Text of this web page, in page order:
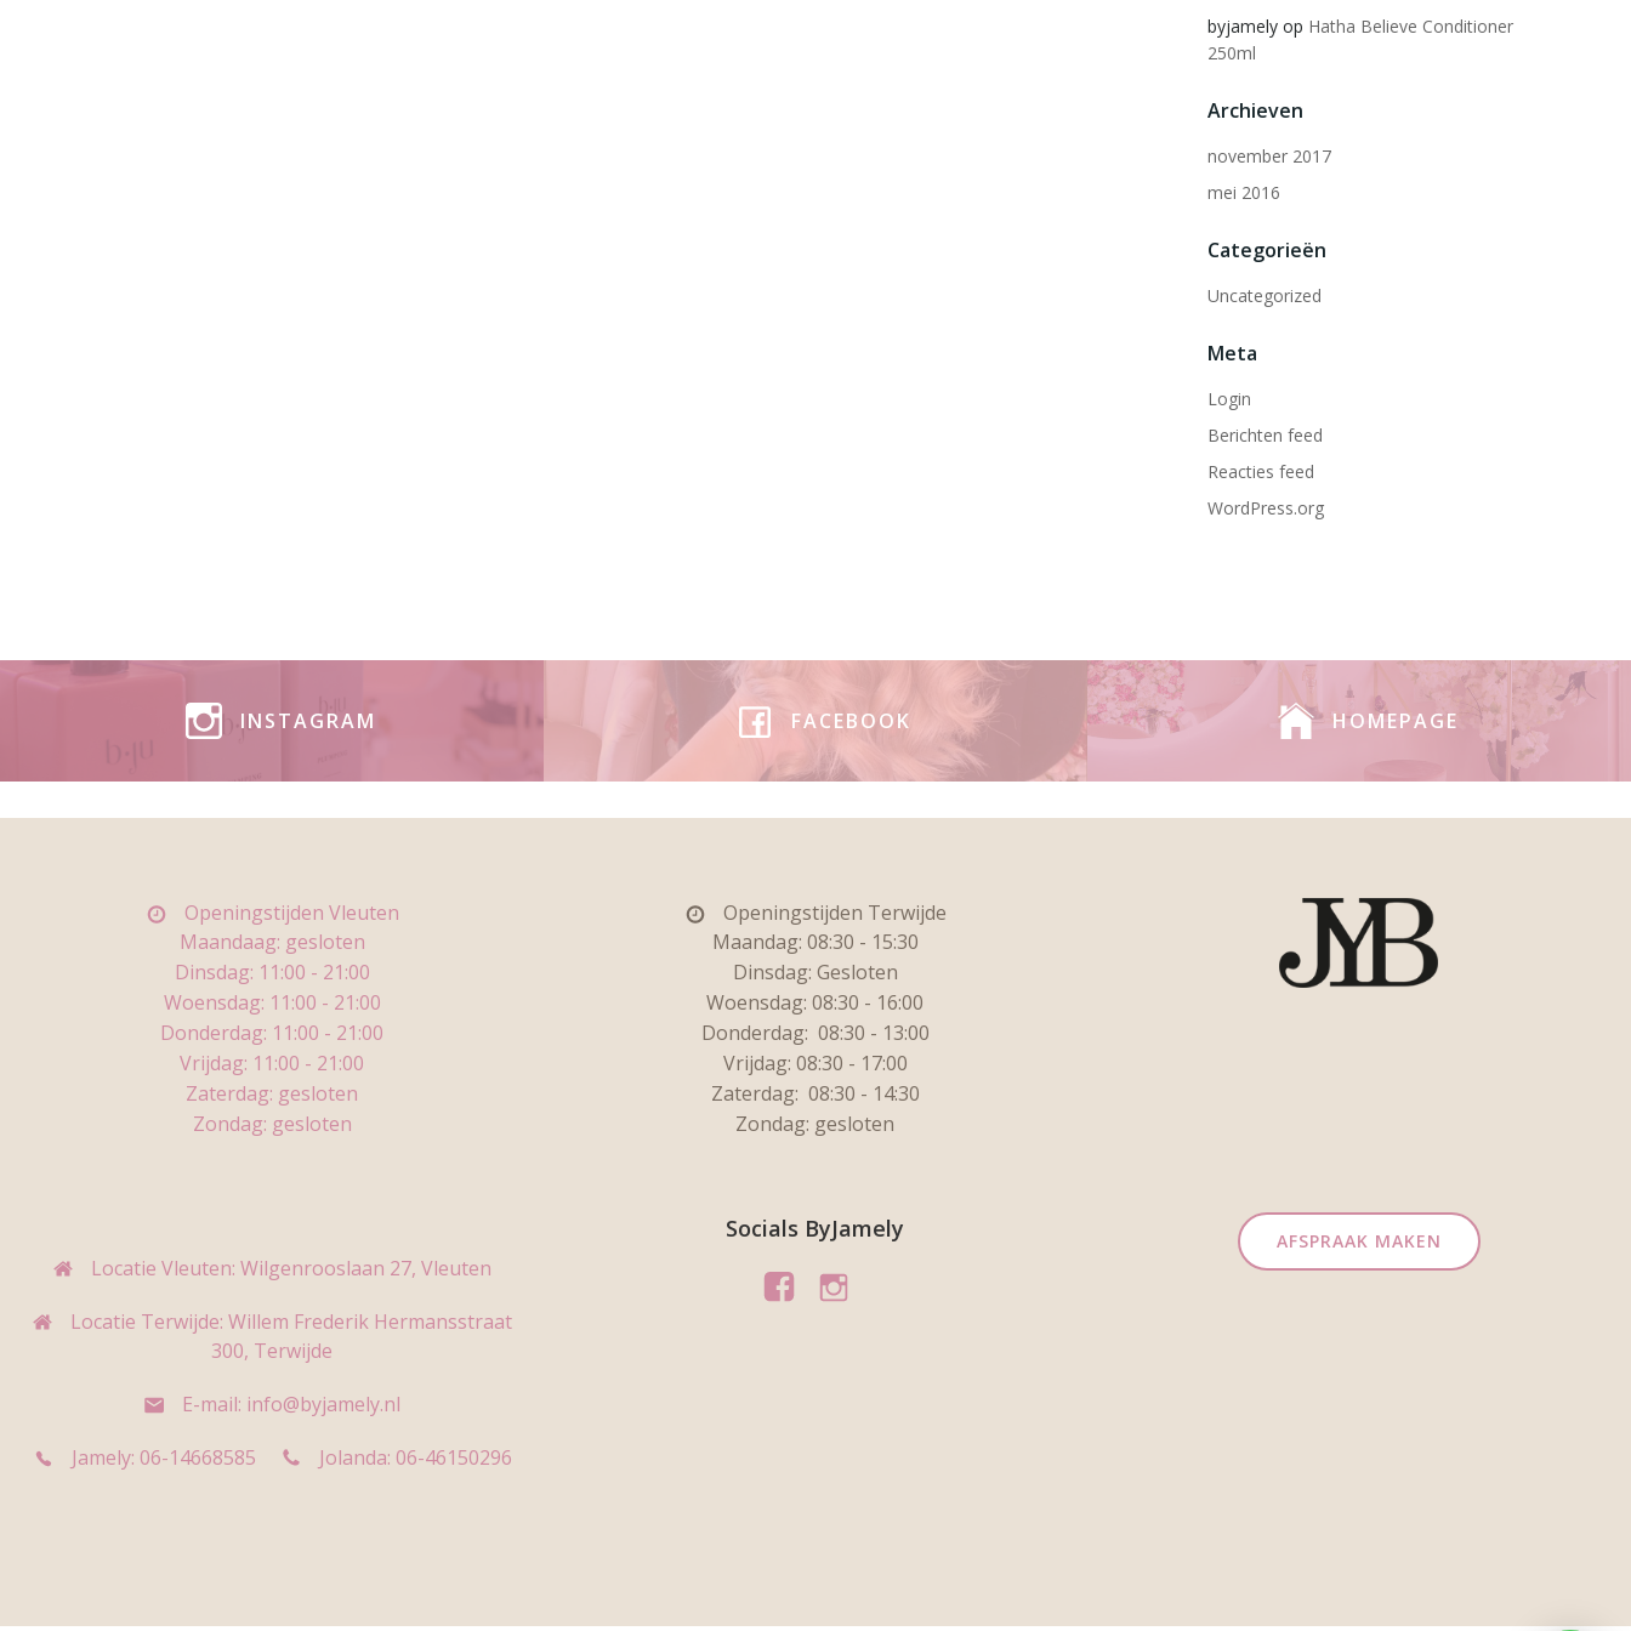
byjamely op Hatha Believe Conditioner
250ml
Archieven
november 2017
mei 2016
Categorieën
Uncategorized
Meta
Login
Berichten feed
Reacties feed
WordPress.org
INSTAGRAM FACEBOOK HOMEPAGE
Openingstijden Vleuten
Maandaag: gesloten
Dinsdag: 11:00 - 21:00
Woensdag: 11:00 - 21:00
Donderdag: 11:00 - 21:00
Vrijdag: 11:00 - 21:00
Zaterdag: gesloten
Zondag: gesloten
Openingstijden Terwijde
Maandag: 08:30 - 15:30
Dinsdag: Gesloten
Woensdag: 08:30 - 16:00
Donderdag: 08:30 - 13:00
Vrijdag: 08:30 - 17:00
Zaterdag: 08:30 - 14:30
Zondag: gesloten
Locatie Vleuten: Wilgenrooslaan 27, Vleuten
Locatie Terwijde: Willem Frederik Hermansstraat
300, Terwijde
E-mail: info@byjamely.nl
Jamely: 06-14668585
Jolanda: 06-46150296
Socials ByJamely AFSPRAAK MAKEN